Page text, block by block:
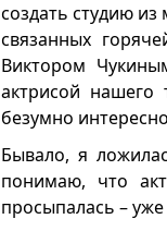
создать студию
связанных
Виктором
актрисой
безумно
Бывало, я
понимаю, что
просыпалась – уже